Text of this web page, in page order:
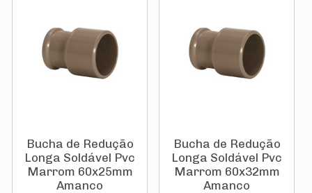
Bucha de Redução
Longa Soldável Pvc
Marrom 60x25mm
Amanco
Bucha de Redução
Longa Soldável Pvc
Marrom 60x32mm
Amanco